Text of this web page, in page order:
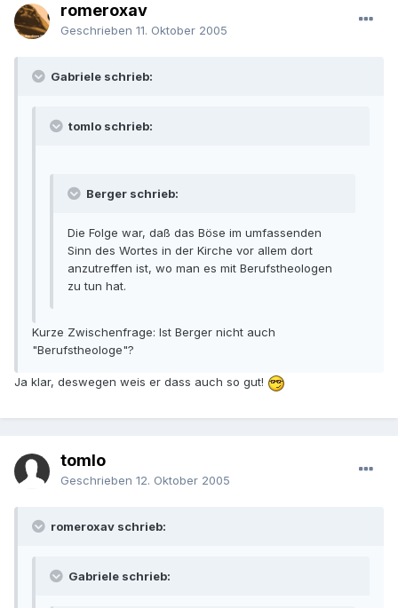
romeroxav
Geschrieben 11. Oktober 2005
Gabriele schrieb:
tomlo schrieb:
Berger schrieb:
Die Folge war, daß das Böse im umfassenden
Sinn des Wortes in der Kirche vor allem dort
anzutreffen ist, wo man es mit Berufstheologen
zu tun hat.
Kurze Zwischenfrage: Ist Berger nicht auch
"Berufstheologe"?
Ja klar, deswegen weis er dass auch so gut!
tomlo
Geschrieben 12. Oktober 2005
romeroxav schrieb:
Gabriele schrieb: